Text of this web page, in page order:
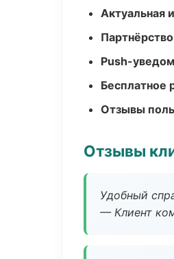
Актуальная
Push-
Бесплатное
Отзывы
Отзывы
Удобный
— Клиент